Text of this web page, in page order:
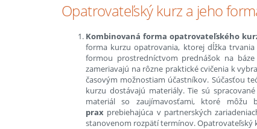
Opatrovateľský kurz a jeho
Kombinovaná forma opatrovateľského
forma kurzu opatrovania, ktorej dĺžka
formou prostredníctvom prednášok na
zameriavajú na rôzne praktické cvičenia k
časovým možnostiam účastníkov. Súčasťou
kurzu dostávajú materiály. Tie sú
materiál so zaujímavosťami, ktoré
prax prebiehajúca v partnerských
stanovenom rozpätí termínov. Opatrovateľský